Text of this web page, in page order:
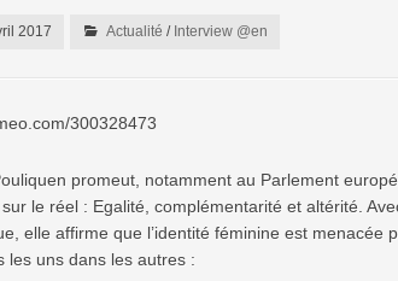
2017 Actualité / Interview @en
300328473
promeut, notamment au Parlement
le réel : Egalité, complémentarité et altérité.
elle affirme que l’identité féminine est menacée
les uns dans les autres :